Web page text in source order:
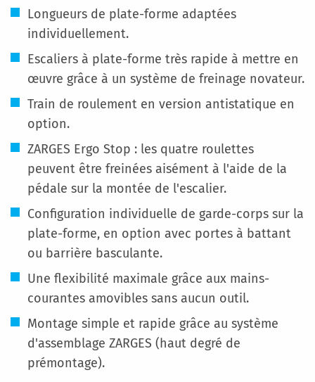
Longueurs de plate-forme adaptées
individuellement.
Escaliers à plate-forme très rapide à mettre en
œuvre grâce à un système de freinage novateur.
Train de roulement en version antistatique en
option.
ZARGES Ergo Stop : les quatre roulettes
peuvent être freinées aisément à l'aide de la
pédale sur la montée de l'escalier.
Configuration individuelle de garde-corps sur la
plate-forme, en option avec portes à battant
ou barrière basculante.
Une flexibilité maximale grâce aux mains-
courantes amovibles sans aucun outil.
Montage simple et rapide grâce au système
d'assemblage ZARGES (haut degré de
prémontage).